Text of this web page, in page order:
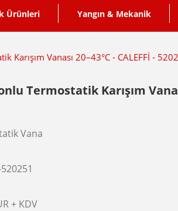
Ürünleri Yangın & Mekanik
Vanası 20–43°C - CALEFFİ -
Termostatik Karışım
Vana
520251
+ KDV